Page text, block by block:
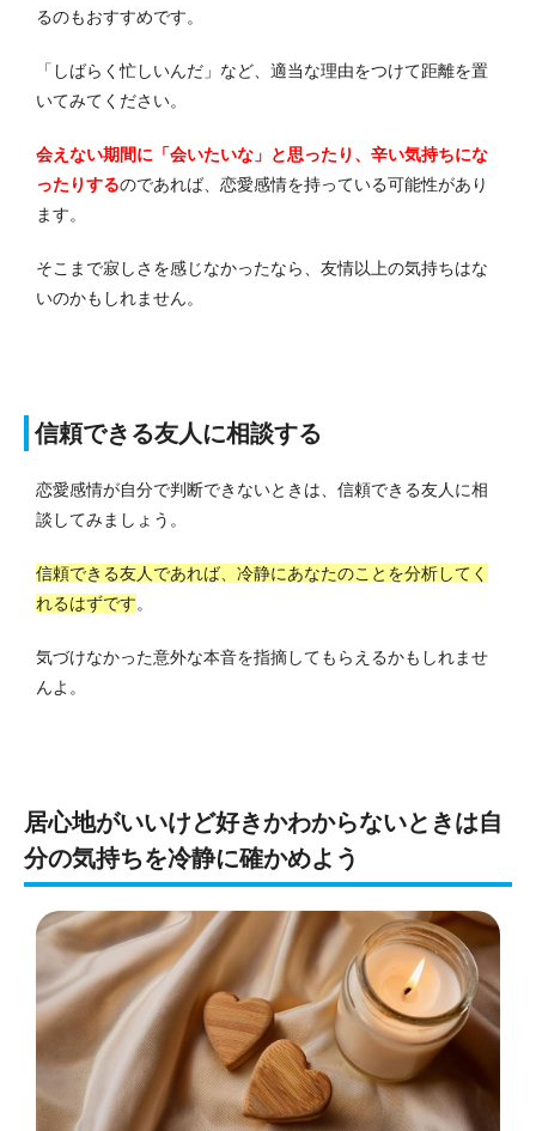
るのもおすすめです。
「しばらく忙しいんだ」など、適当な理由をつけて距離を置
いてみてください。
会えない期間に「会いたいな」と思ったり、辛い気持ちにな
ったりするのであれば、恋愛感情を持っている可能性があり
ます。
そこまで寂しさを感じなかったなら、友情以上の気持ちはな
いのかもしれません。
信頼できる友人に相談する
恋愛感情が自分で判断できないときは、信頼できる友人に相
談してみましょう。
信頼できる友人であれば、冷静にあなたのことを分析してく
れるはずです。
気づけなかった意外な本音を指摘してもらえるかもしれませ
んよ。
居心地がいいけど好きかわからないときは自
分の気持ちを冷静に確かめよう